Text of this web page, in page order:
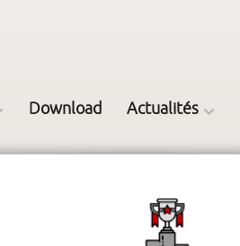
Download Actualités